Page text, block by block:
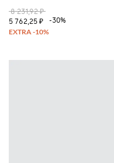
8 231,92 ₽
5 762,25 ₽
-30%